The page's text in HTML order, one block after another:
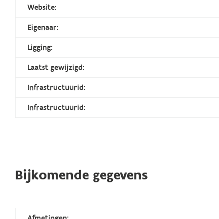
Website:
Eigenaar:
Ligging:
Laatst gewijzigd:
Infrastructuurid:
Infrastructuurid:
Bijkomende gegevens